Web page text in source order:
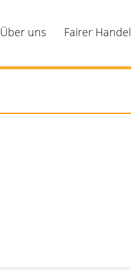
Über uns Fairer Handel